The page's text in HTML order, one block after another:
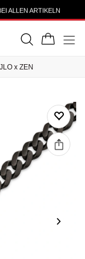
ALLEN ARTIKELN
JLO x ZEN